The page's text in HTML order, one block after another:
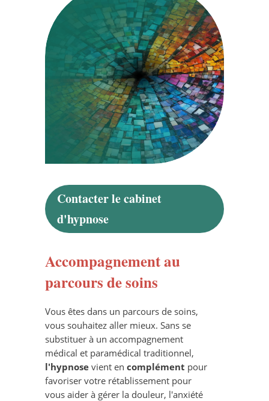
Contacter le cabinet
d'hypnose
Accompagnement au
parcours de soins
Vous êtes dans un parcours de soins,
vous souhaitez aller mieux. Sans se
substituer à un accompagnement
médical et paramédical traditionnel,
l'hypnosevient en complément pour
favoriser votre rétablissement pour
vous aider à gérer la douleur, l'anxiété